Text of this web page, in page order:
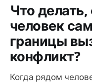
Что
человек
границы
конфликт?
Когда рядом